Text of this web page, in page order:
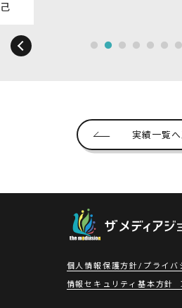
実績一覧へ
個人情報保護方針/プライバ
情報セキュリティ基本方針